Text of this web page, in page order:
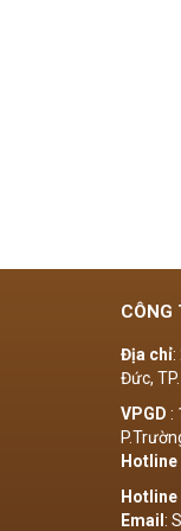
CÔNG
Địa chỉ:
Đức,
VPGD :
Hotline
Hotline
Email :